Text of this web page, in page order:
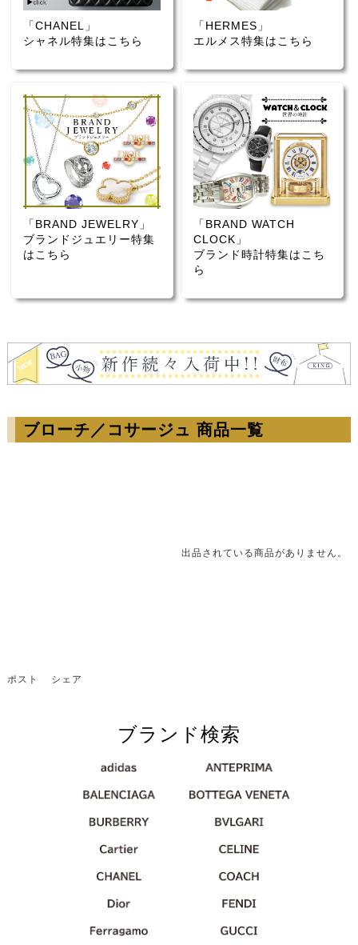
「CHANEL」
シャネル特集はこちら
「HERMES」
エルメス特集はこちら
「BRAND JEWELRY」
ブランドジュエリー特集
はこちら
「BRAND WATCH
CLOCK」
ブランド時計特集はこち
ら
ブローチ／コサージュ 商品一覧
出品されている商品がありません。
シェア
ポスト
ブランド検索